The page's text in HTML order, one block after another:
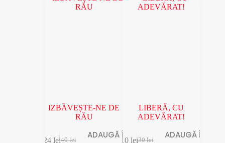
IZBĂVEȘTE-NE DE
RĂU
40lei
24 lei
ADAUGĂ ÎN
LIBERĂ, CU
ADEVĂRAT!
30lei
10 lei
ADAUGĂ ÎN